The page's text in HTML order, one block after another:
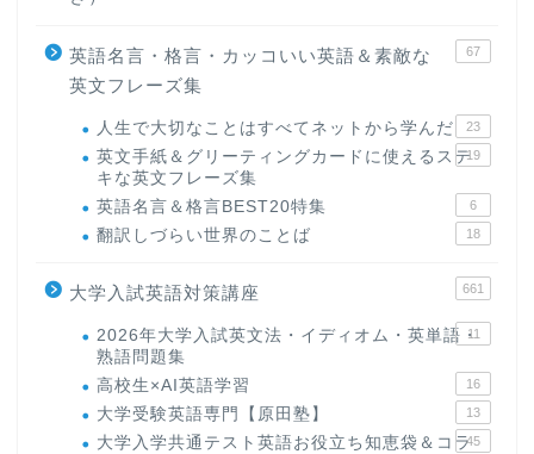
英語名言・格言・カッコいい英語＆素敵な
英文フレーズ集
67
人生で大切なことはすべてネットから学んだ 23
英文手紙＆グリーティングカードに使えるステ
キな英文フレーズ集
19
英語名言＆格言BEST20特集 6
翻訳しづらい世界のことば 18
大学入試英語対策講座 661
2026年大学入試英文法・イディオム・英単語・
熟語問題集
11
高校生×AI英語学習 16
大学受験英語専門【原田塾】 13
大学入学共通テスト英語お役立ち知恵袋＆コラ45